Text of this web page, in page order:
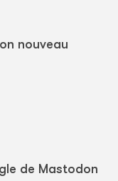
nouveau
de Mastodon